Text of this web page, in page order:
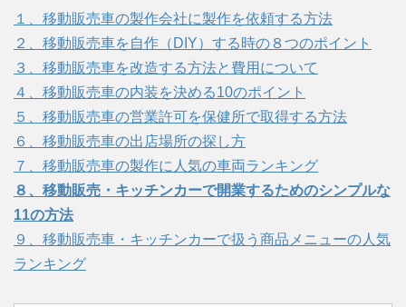
１、移動販売車の製作会社に製作を依頼する方法
２、移動販売車を自作（DIY）する時の８つのポイント
３、移動販売車を改造する方法と費用について
４、移動販売車の内装を決める10のポイント
５、移動販売車の営業許可を保健所で取得する方法
６、移動販売車の出店場所の探し方
７、移動販売車の製作に人気の車両ランキング
８、移動販売・キッチンカーで開業するためのシンプルな
11の方法
９、移動販売車・キッチンカーで扱う商品メニューの人気
ランキング